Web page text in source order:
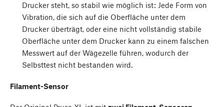
Drucker steht, so stabil wie möglich ist: Jede Form von
Vibration, die sich auf die Oberfläche unter dem
Drucker überträgt, oder eine nicht vollständig stabile
Oberfläche unter dem Drucker kann zu einem falschen
Messwert auf der Wägezelle führen, wodurch der
Selbsttest nicht bestanden wird.
Filament-Sensor